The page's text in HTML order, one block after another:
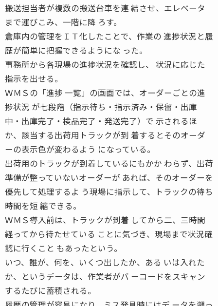
搬送担当者が複数の搬送台車を連 結させ、エレベータ
まで運びこみ、一階に降 ろす。
倉庫内の管理をＩＴ化したことで、作業の 進捗状況と履
歴が簡単に把握できるようにな った。
事務所から各現場の進捗状況を確認し、 状況に応じた
指示を出せる。
ＷＭＳの「進捗 一覧」の画面では、オーダーごとの進
捗状況 が七段階（指示待ち・指示済み・保留・出庫
中・出庫完了・検品完了・発送完了）で 示されるほ
か、該当する出荷用トラックが到 着するとそのオーダ
ーの表示色が変わるよう になっている。
出荷用のトラックが到着しているにもかか わらず、出荷
準備が整っていないオーダーが あれば、そのオーダーを
優先して処理するよ う現場に指示して、トラックの待ち
時間を短 縮できる。
ＷＭＳ導入前は、トラックが到着 してから二、三時間
経ってから待たせている ことに気づき、現場まで状況確
認に行くこと もあったという。
いつ、誰が、何を、いくつ出したか、ある いは入れた
か、というデータは、作業者がバ ーコードをスキャン
するたびに蓄積される。